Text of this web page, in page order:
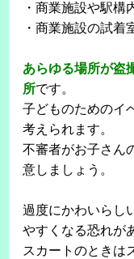
・商業施設や駅構
・商業施設の試着
あらゆる場所が盗
所です。
子どものためのイ
考えられます。
不審者がお子さん
意しましょう。
過度にかわいらし
やすくなる恐れが
スカートのときは